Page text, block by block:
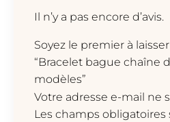
Il n’y a pas encore d’avis.
Soyez le premier à
“Bracelet bague chaîne
modèles”
Votre adresse e-mail ne
Les champs